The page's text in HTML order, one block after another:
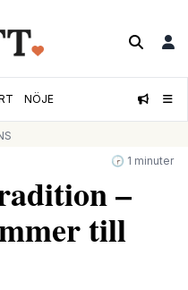
NÖJE
🕝 1 minuter
–
till